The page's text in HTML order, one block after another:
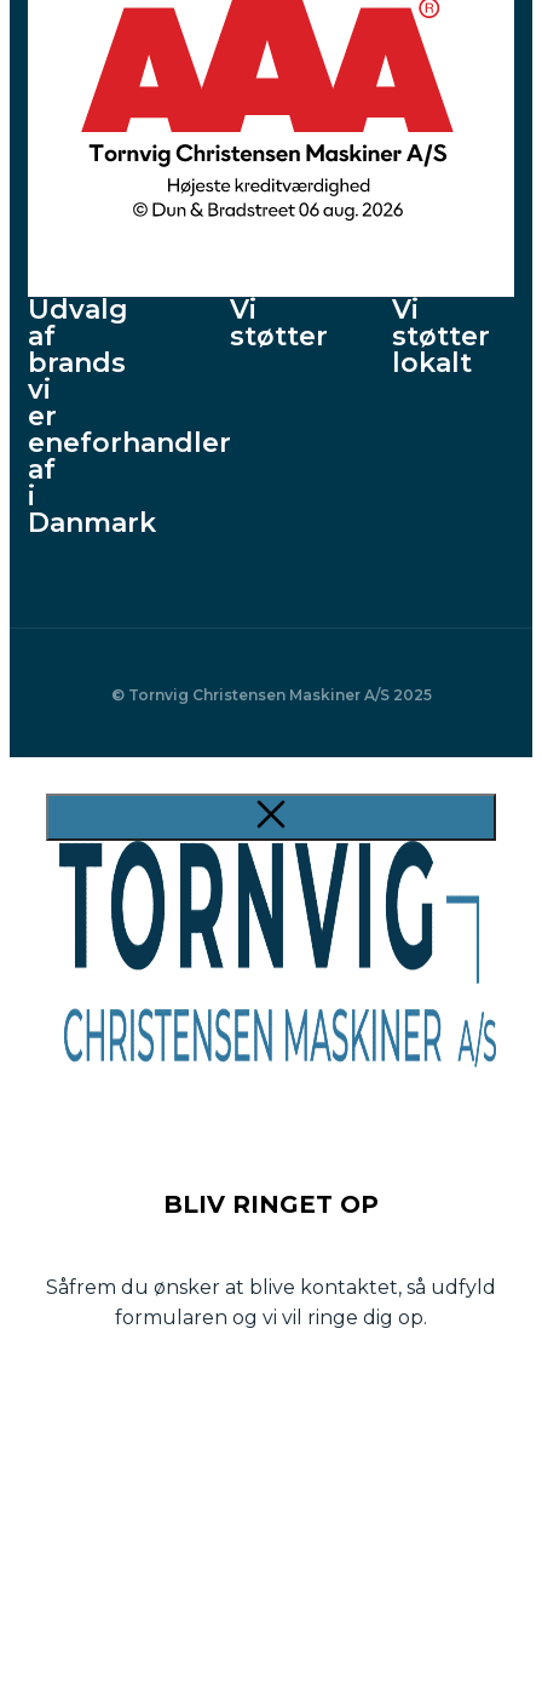
Udvalg
af
brands
vi
er
eneforhandler
af
i
Danmark
Vi
støtter
Vi
støtter
lokalt
© Tornvig Christensen Maskiner A/S 2025
BLIV RINGET OP
Såfrem du ønsker at blive kontaktet, så udfyld
formularen og vi vil ringe dig op.